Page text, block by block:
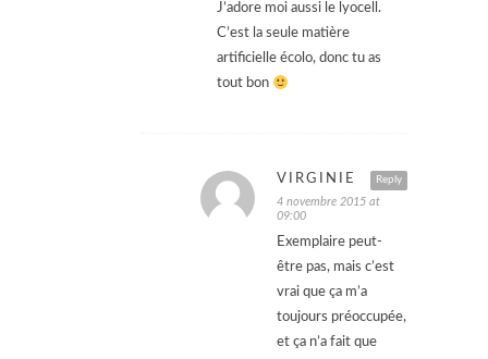
J’adore moi aussi le lyocell.
C’est la seule matière
artificielle écolo, donc tu as
tout bon
Reply
VIRGINIE
4 novembre 2015 at
09:00
Exemplaire peut-
être pas, mais c’est
vrai que ça m’a
toujours préoccupée,
et ça n’a fait que